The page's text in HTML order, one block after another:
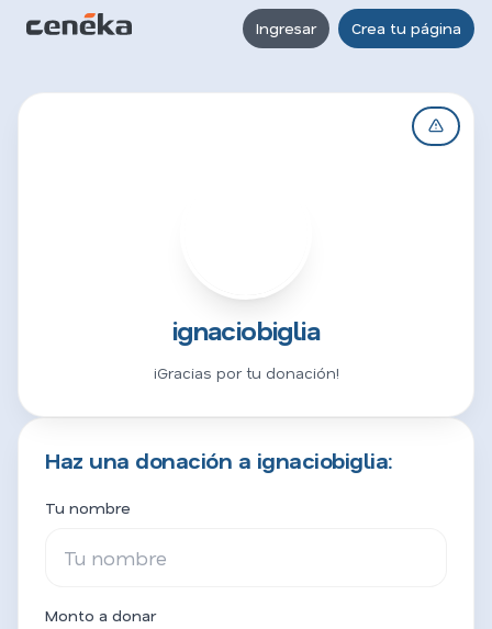
Ingresar Crea tu página
ignaciobiglia
¡Gracias por tu donación!
Haz una donación a ignaciobiglia:
Tu nombre
Monto a donar